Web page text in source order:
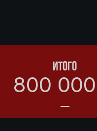
ИТОГО
800